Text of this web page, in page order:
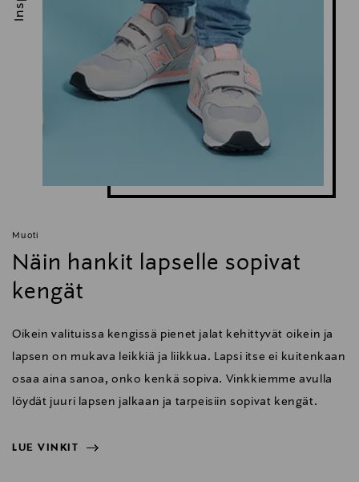
Muoti
Näin hankit lapselle sopivat
kengät
Oikein valituissa kengissä pienet jalat kehittyvät oikein ja
lapsen on mukava leikkiä ja liikkua. Lapsi itse ei kuitenkaan
osaa aina sanoa, onko kenkä sopiva. Vinkkiemme avulla
löydät juuri lapsen jalkaan ja tarpeisiin sopivat kengät.
LUE VINKIT